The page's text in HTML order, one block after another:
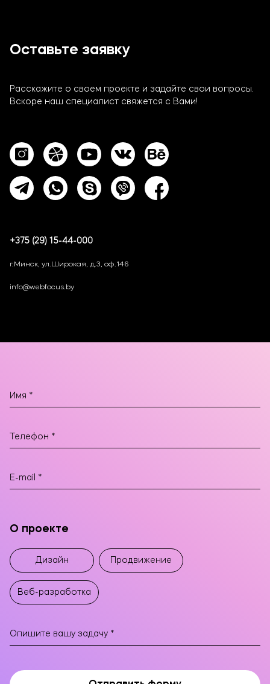
Оставьте заявку
Расскажите о своем проекте и задайте свои вопросы.
Вскоре наш специалист свяжется с Вами!
+375 (29) 15-44-000
г.Минск, ул.Широкая, д.3, оф.146
info@webfocus.by
О проекте
Дизайн Продвижение
Веб-разработка